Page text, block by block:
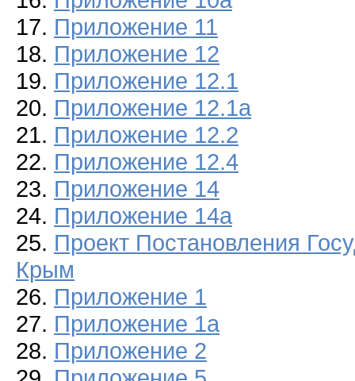
17. Приложение 11
18. Приложение 12
19. Приложение 12.1
20. Приложение 12.1а
21. Приложение 12.2
22. Приложение 12.4
23. Приложение 14
24. Приложение 14а
25. Проект Постановления
Крым
26. Приложение 1
27. Приложение 1а
28. Приложение 2